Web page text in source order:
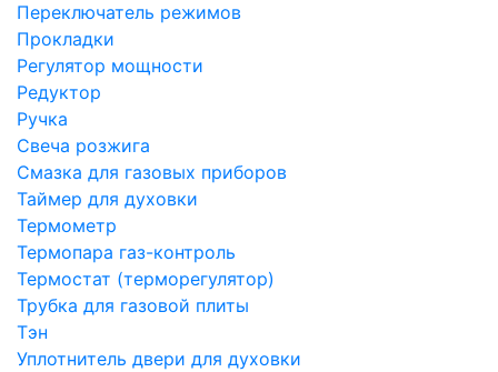
Переключатель режимов
Прокладки
Регулятор мощности
Редуктор
Ручка
Свеча розжига
Смазка для газовых приборов
Таймер для духовки
Термометр
Термопара газ-контроль
Термостат (терморегулятор)
Трубка для газовой плиты
Тэн
Уплотнитель двери для духовки